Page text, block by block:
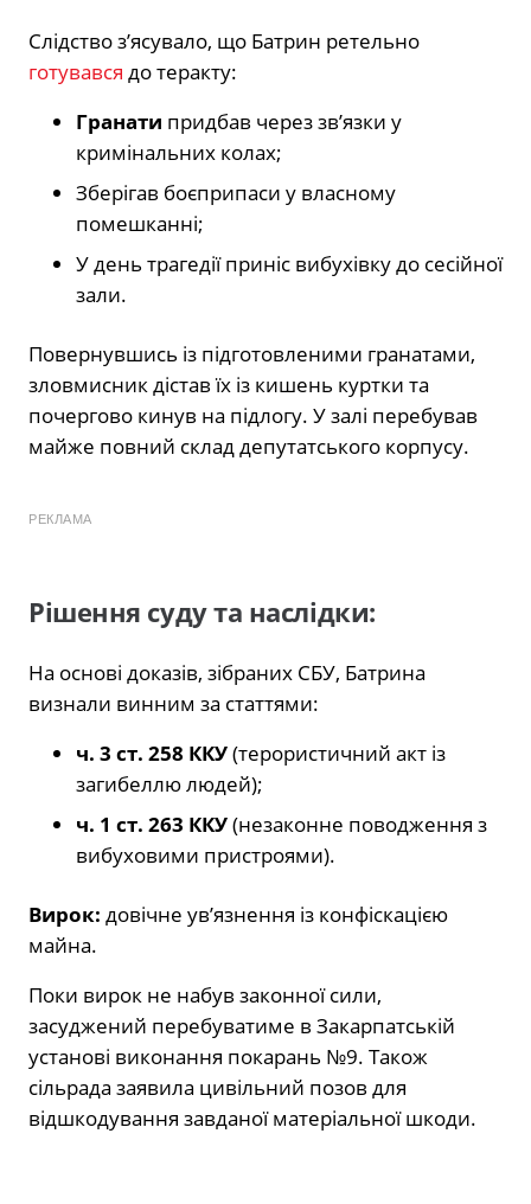
Слідство з’ясувало, що Батрин ретельно
готувався до теракту:
Гранати придбав через зв’язки у
кримінальних колах;
Зберігав боєприпаси у власному
помешканні;
У день трагедії приніс вибухівку до сесійної
зали.
Повернувшись із підготовленими гранатами,
зловмисник дістав їх із кишень куртки та
почергово кинув на підлогу. У залі перебував
майже повний склад депутатського корпусу.
РЕКЛАМА
Рішення суду та наслідки:
На основі доказів, зібраних СБУ, Батрина
визнали винним за статтями:
ч. 3 ст. 258 ККУ(терористичний акт із
загибеллю людей);
ч. 1 ст. 263 ККУ(незаконне поводження з
вибуховими пристроями).
Вирок: довічне ув’язнення із конфіскацією
майна.
Поки вирок не набув законної сили,
засуджений перебуватиме в Закарпатській
установі виконання покарань №9. Також
сільрада заявила цивільний позов для
відшкодування завданої матеріальної шкоди.